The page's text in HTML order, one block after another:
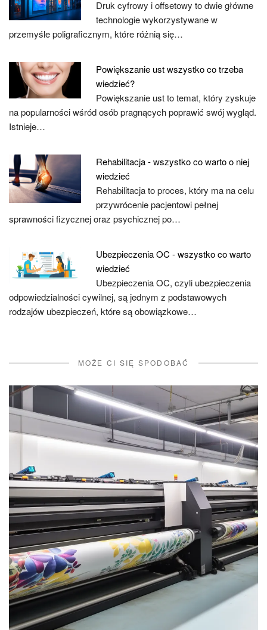
Druk cyfrowy i offsetowy to dwie główne
technologie wykorzystywane w
przemyśle poligraficznym, które różnią się…
Powiększanie ust wszystko co trzeba
wiedzieć?
Powiększanie ust to temat, który zyskuje
na popularności wśród osób pragnących poprawić swój wygląd.
Istnieje…
Rehabilitacja - wszystko co warto o niej
wiedzieć
Rehabilitacja to proces, który ma na celu
przywrócenie pacjentowi pełnej
sprawności fizycznej oraz psychicznej po…
Ubezpieczenia OC - wszystko co warto
wiedzieć
Ubezpieczenia OC, czyli ubezpieczenia
odpowiedzialności cywilnej, są jednym z podstawowych
rodzajów ubezpieczeń, które są obowiązkowe…
MOŻE CI SIĘ SPODOBAĆ